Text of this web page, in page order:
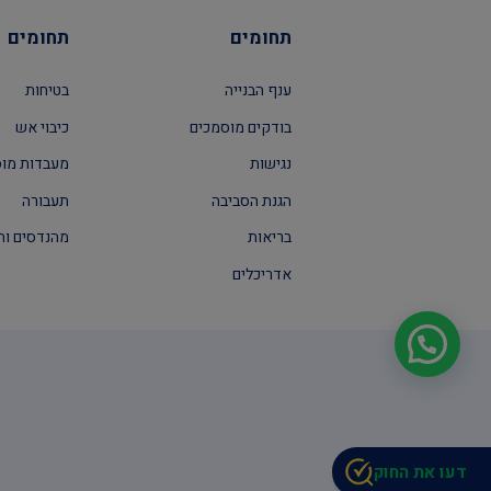
תחומים
ענף הבנייה
בודקים מוסמכים
נגישות
הגנת הסביבה
בריאות
אדריכלים
תחומים
בטיחות
כיבוי אש
מעבדות
תעבורה
מהנדסים
דעו את החוק